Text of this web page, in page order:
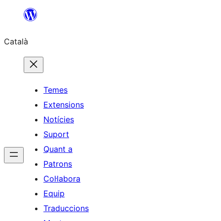
contingut
Català
Temes
Extensions
Notícies
Suport
Quant a
Patrons
Col·labora
Equip
Traduccions